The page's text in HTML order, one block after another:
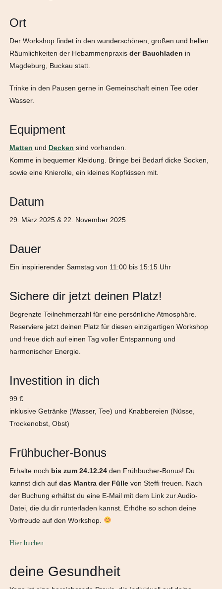
Ort
Der Workshop findet in den wunderschönen, großen und hellen
Räumlichkeiten der Hebammenpraxis der Bauchladen in
Magdeburg, Buckau statt.
Trinke in den Pausen gerne in Gemeinschaft einen Tee oder
Wasser.
Equipment
Matten und Decken sind vorhanden.
Komme in bequemer Kleidung. Bringe bei Bedarf dicke Socken,
sowie eine Knierolle, ein kleines Kopfkissen mit.
Datum
29. März 2025 & 22. November 2025
Dauer
Ein inspirierender Samstag von 11:00 bis 15:15 Uhr
Sichere dir jetzt deinen Platz!
Begrenzte Teilnehmerzahl für eine persönliche Atmosphäre.
Reserviere jetzt deinen Platz für diesen einzigartigen Workshop
und freue dich auf einen Tag voller Entspannung und
harmonischer Energie.
Investition in dich
99 €
inklusive Getränke (Wasser, Tee) und Knabbereien (Nüsse,
Trockenobst, Obst)
Frühbucher-Bonus
Erhalte noch bis zum 24.12.24den Frühbucher-Bonus! Du
kannst dich auf das Mantra der Füllevon Steffi freuen. Nach
der Buchung erhältst du eine E-Mail mit dem Link zur Audio-
Datei, die du dir runterladen kannst. Erhöhe so schon deine
Vorfreude auf den Workshop.
Hier buchen
deine Gesundheit